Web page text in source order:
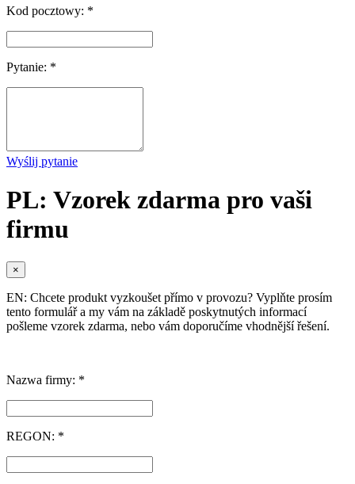
Kod pocztowy: *
Pytanie: *
Wyślij pytanie
PL: Vzorek zdarma pro vaši
firmu
×
EN: Chcete produkt vyzkoušet přímo v provozu? Vyplňte prosím
tento formulář a my vám na základě poskytnutých informací
pošleme vzorek zdarma, nebo vám doporučíme vhodnější řešení.
Nazwa firmy: *
REGON: *